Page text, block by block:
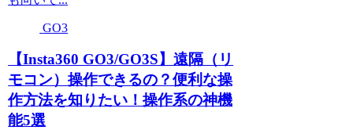
GO3
【Insta360 GO3/GO3S】遠隔（リ
モコン）操作できるの？便利な操
作方法を知りたい！操作系の神機
能5選